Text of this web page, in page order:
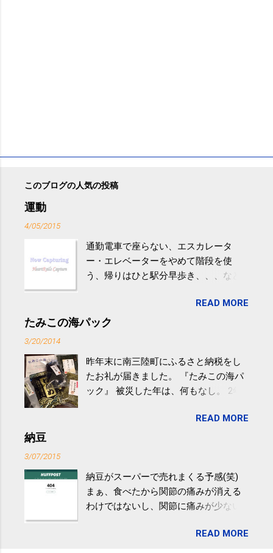
このブログの人気の投稿
運動
4/05/2015
通勤電車で座らない、エスカレータ
ー・エレベーターをやめて階段を使
う、帰りはひと駅分早歩き、、、など
やすい。 スポーツウェア・シューズで
するものだけが運動ではない。 食べ
けると改善する、との結果を筑波大の
研究チームが発表した。改善が期待で
きるのは、過度の飲酒が原因ではない
減らなくても効果があるという。 正田
波大「減量しなくても効果」 - ニュー
ス - アピタル（医療・健康）
READ MORE
たみこの海パック
3/20/2014
昨年末に南三陸町にふるさと納税をし
たお礼が届きました。 『たみこの海パ
ック』 被災した年は、何もなし。 2年
が『たみこの海パック』。 ボランティ
全く考えていなかったので、貰えると
少しづつ復興してる感が伝わってきて
嬉しいです。 あと、ふるさと納税が節
ですが、節税になるほど稼げていない
READ MORE
納豆
3/07/2015
納豆がスーパーで売れまくる予感(笑)
まぁ、食べたから関節の痛みが消える
わけではないし、関節に痛みが少ない
ど。。 「関節の老化」は、「コンドロ
READ MORE